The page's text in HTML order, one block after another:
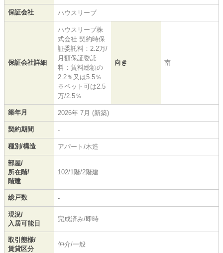
保証会社 ハウスリーブ
保証会社詳細
ハウスリーブ株
式会社 契約時保
証委託料：2.2万/
月額保証委託
料：賃料総額の
2.2％又は5.5％
※ペット可は2.5
万/2.5％
向き 南
築年月 2026年 7月 (新築)
契約期間 -
種別/構造 アパート/木造
部屋/
所在階/
階建
102/1階/2階建
総戸数 -
現況/
入居可能日
完成済み/即時
取引態様/
賃貸区分
仲介/一般